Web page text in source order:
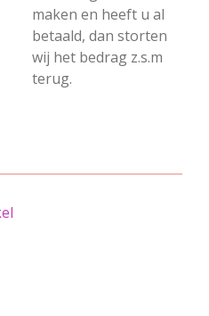
maken en heeft u al
betaald, dan storten
wij het bedrag z.s.m
terug.